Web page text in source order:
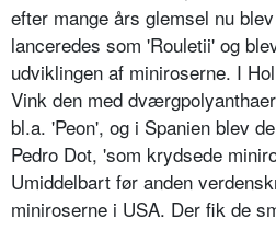
efter mange års glemsel nu
lanceredes som 'Rouletii' og
udviklingen af miniroserne. I
Vink den med
bl.a. 'Pe­on', og i Spanien blev
Pedro Dot, 'som krydsede
Umiddelbart før anden
miniroserne i USA. Der fik de